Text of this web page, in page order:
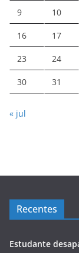
9 10
16 17
23 24
30 31
« jul
Recentes
Estudante